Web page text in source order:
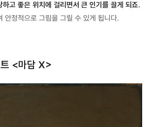
하고 좋은 위치에 걸리면서 큰 인기를 끌게 되죠.
안정적으로 그림을 그릴 수 있게 됩니다.
<마담 X>